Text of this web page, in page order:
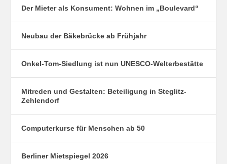
Der Mieter als Konsument: Wohnen im „Boulevard“
Neubau der Bäkebrücke ab Frühjahr
Onkel-Tom-Siedlung ist nun UNESCO-Welterbestätte
Mitreden und Gestalten: Beteiligung in Steglitz-
Zehlendorf
Computerkurse für Menschen ab 50
Berliner Mietspiegel 2026